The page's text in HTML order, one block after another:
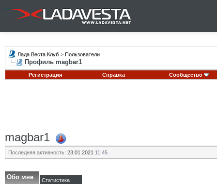
Лада Веста Клуб > Пользователи
Профиль magbar1
Регистрация Справка Сообщество
magbar1
Последняя активность: 23.01.2021 11:45
Обо мне Статистика